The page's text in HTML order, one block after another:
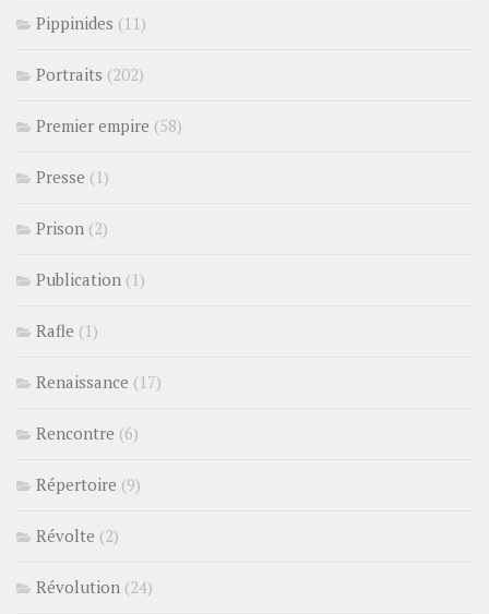
Pippinides (11)
Portraits (202)
Premier empire (58)
Presse (1)
Prison (2)
Publication (1)
Rafle (1)
Renaissance (17)
Rencontre (6)
Répertoire (9)
Révolte (2)
Révolution (24)